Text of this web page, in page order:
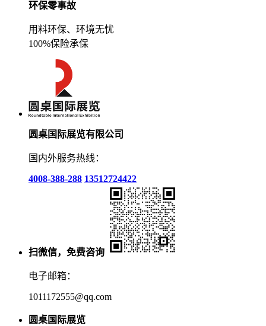
环保零事故
用料环保、环境无忧
100%保险承保
圆桌国际展览有限公司
国内外服务热线：
4008-388-288 13512724422
扫微信，免费咨询
电子邮箱：
1011172555@qq.com
圆桌国际展览